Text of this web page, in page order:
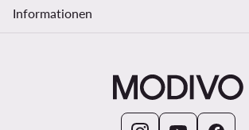
Informationen